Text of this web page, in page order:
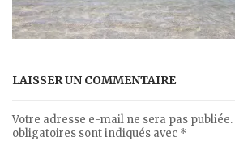
LAISSER UN COMMENTAIRE
Votre adresse e-mail ne sera pas publiée.
obligatoires sont indiqués avec *